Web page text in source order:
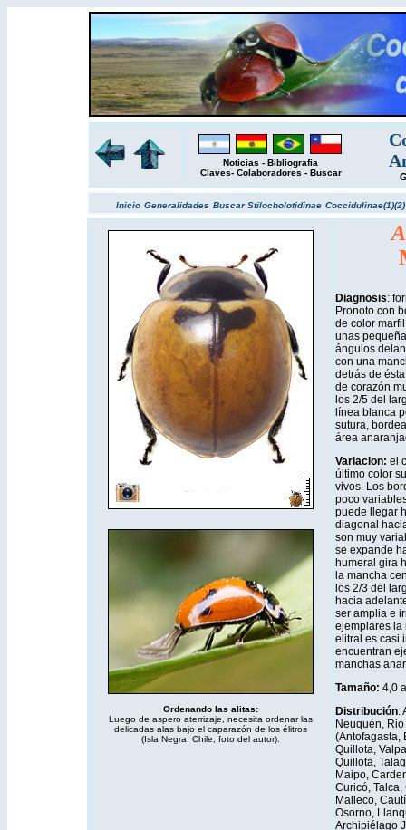
Noticias - Bibliografia
Claves- Colaboradores - Buscar
Inicio Generalidades BuscarStilocholotidinae Coccidulinae(1)(2)
Ordenando las alitas:
Luego de aspero aterrizaje, necesita ordenar las
delicadas alas bajo el caparazón de los élitros
(Isla Negra, Chile, foto del autor).
Diagnosis:
Pronoto con
de color
unas
ángulos
con una
detrás de
de corazón
los 2/5 del
línea blanca
sutura,
área
Variacion: el
último color
vivos. Los
poco
puede llegar
diagonal
son muy
se expande
humeral gira
la mancha
los 2/3 del
hacia
ser amplia e
ejemplares la
elitral es casi
encuentran
manchas
Tamaño: 4,0
Distribución:
Neuquén,
(Antofagasta,
Quillota,
Quillota,
Maipo,
Curicó,
Malleco,
Osorno,
Archipiélago